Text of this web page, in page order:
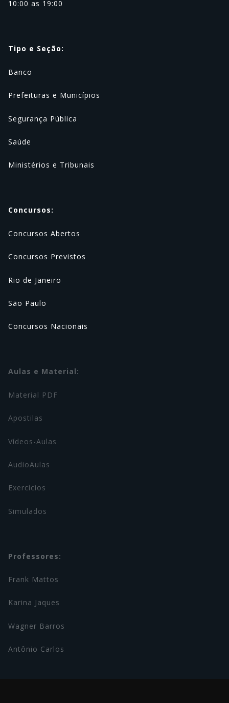
10:00 as 19:00
Tipo e Seção:
Banco
Prefeituras e Municípios
Segurança Pública
Saúde
Ministérios e Tribunais
Concursos:
Concursos Abertos
Concursos Previstos
Rio de Janeiro
São Paulo
Concursos Nacionais
Aulas e Material:
Material PDF
Apostilas
Vídeos-Aulas
AudioAulas
Exercícios
Simulados
Professores:
Frank Mattos
Karina Jaques
Wagner Barros
Antônio Carlos